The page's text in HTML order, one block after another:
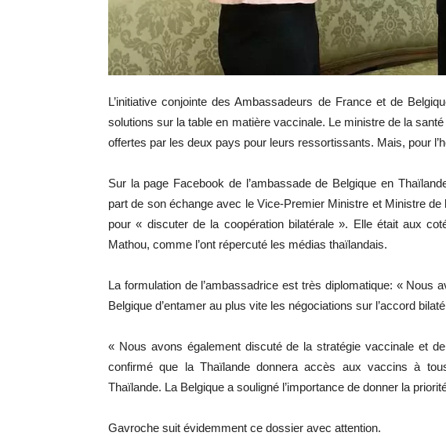
L’initiative conjointe des Ambassadeurs de France et de
solutions sur la table en matière vaccinale. Le ministre de la
offertes par les deux pays pour leurs ressortissants. Mais, pour
Sur la page Facebook de l’ambassade de Belgique en
part de son échange avec le Vice-Premier Ministre et Ministre
pour « discuter de la coopération bilatérale ». Elle était aux
Mathou, comme l’ont répercuté les médias thaïlandais.
La formulation de l’ambassadrice est très diplomatique: « Nous
Belgique d’entamer au plus vite les négociations sur l’accord
« Nous avons également discuté de la stratégie vaccinale et
confirmé que la Thaïlande donnera accès aux vaccins à
Thaïlande. La Belgique a souligné l’importance de donner la
Gavroche suit évidemment ce dossier avec attention.